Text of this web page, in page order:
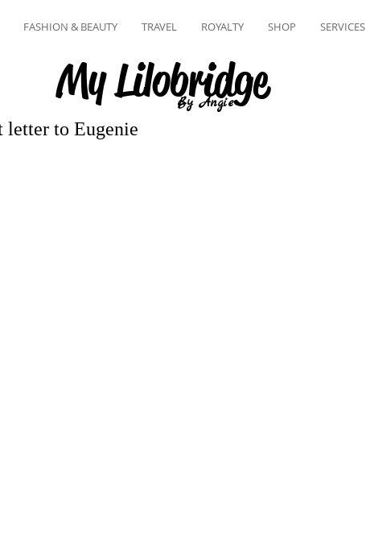
FASHION & BEAUTY TRAVEL ROYALTY SHOP SERVICES
letter to Eugenie
By Angie
My Lilobridge